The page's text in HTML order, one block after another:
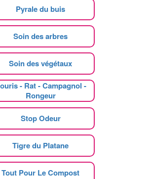
Pyrale du buis
Soin des arbres
Soin des végétaux
- Rat - Campagnol -
Rongeur
Stop Odeur
Tigre du Platane
Tout Pour Le Compost